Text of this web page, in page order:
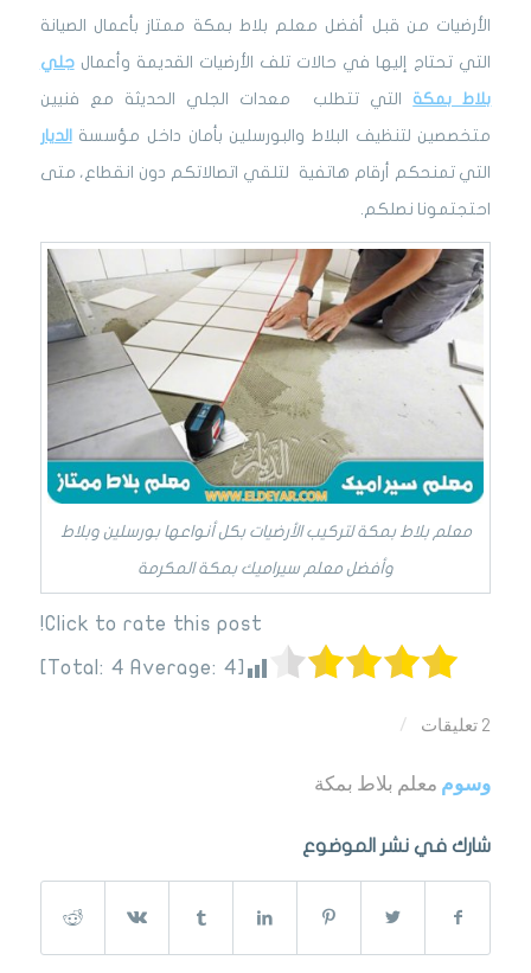
الأرضيات من قبل أفضل معلم بلاط بمكة ممتاز بأعمال الصيانة
التي تحتاج إليها في حالات تلف الأرضيات القديمة وأعمالجلي
بلاط بمكة التي تتطلب معدات الجلي الحديثة مع فنيين
متخصصين لتنظيف البلاط والبورسلين بأمان داخل مؤسسة الديار
التي تمنحكم أرقام هاتفية لتلقي اتصالاتكم دون انقطاع، متى
احتجتمونا نصلكم.
معلم بلاط بمكة لتركيب الأرضيات بكل أنواعها بورسلين وبلاط
وأفضل معلم سيراميك بمكة المكرمة
Click to rate this post!
[Total:
4 Average: 4
]
2 تعليقات /
وسوم معلم بلاط بمكة
شارك في نشر الموضوع